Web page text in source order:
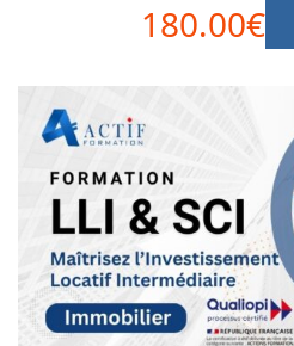
180.00€